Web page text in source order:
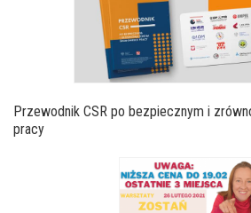
Przewodnik CSR po bezpiecznym i
pracy